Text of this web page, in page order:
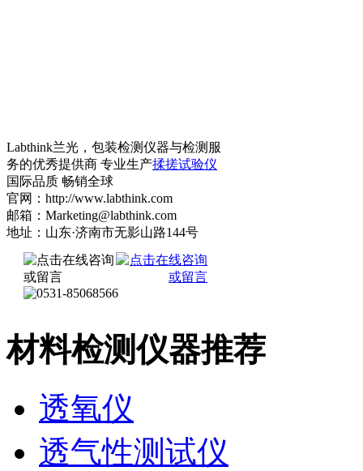
Labthink兰光，包装检测仪器与检测服
务的优秀提供商 专业生产揉搓试验仪
国际品质 畅销全球
官网：http://www.labthink.com
邮箱：Marketing@labthink.com
地址：山东·济南市无影山路144号
材料检测仪器推荐
透氧仪
透气性测试仪